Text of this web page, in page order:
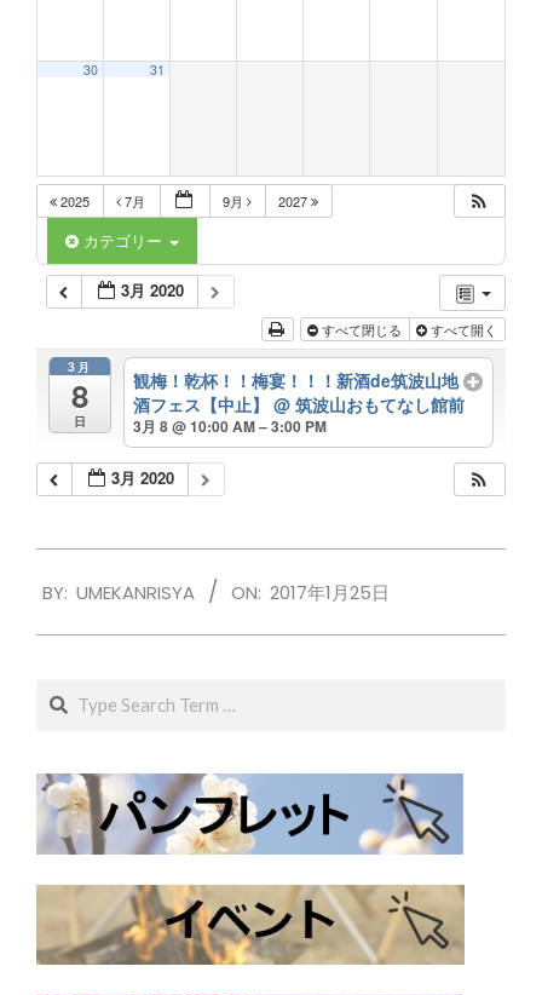
30 31
2025 7月 9月 2027
カテゴリー
3月 2020
すべて閉じる すべて開く
3月
8
日
観梅！乾杯！！梅宴！！！新酒de筑波山地
酒フェス【中止】@ 筑波山おもてなし館前
3月 8 @ 10:00 AM – 3:00 PM
3月 2020
01-
BY: UMEKANRISYA ON: 2017年1月25日
Search